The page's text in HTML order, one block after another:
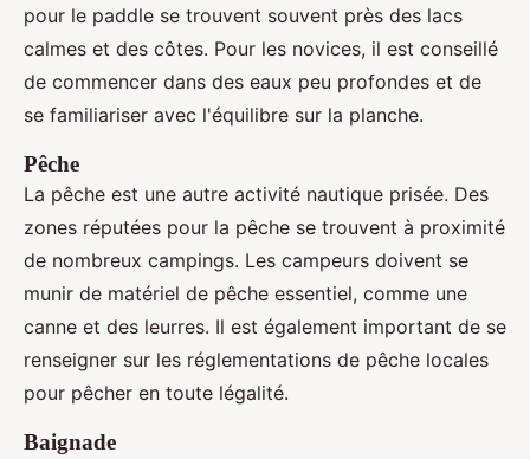
pour le paddle se trouvent souvent près des lacs
calmes et des côtes. Pour les novices, il est conseillé
de commencer dans des eaux peu profondes et de
se familiariser avec l'équilibre sur la planche.
Pêche
La pêche est une autre activité nautique prisée. Des
zones réputées pour la pêche se trouvent à proximité
de nombreux campings. Les campeurs doivent se
munir de matériel de pêche essentiel, comme une
canne et des leurres. Il est également important de se
renseigner sur les réglementations de pêche locales
pour pêcher en toute légalité.
Baignade